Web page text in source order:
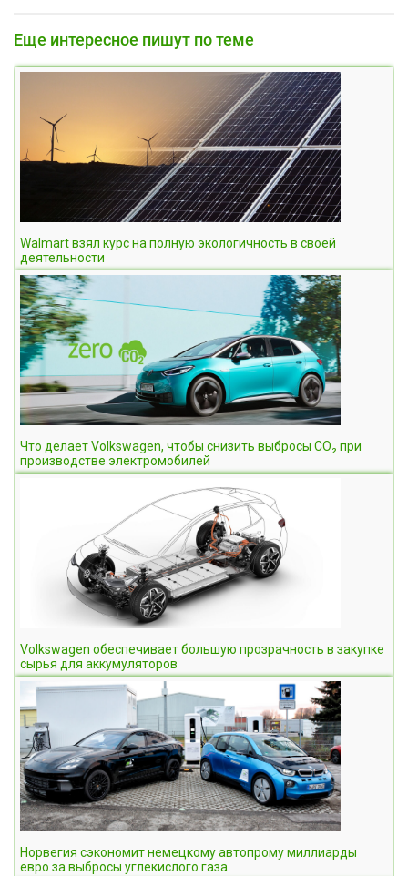
Еще интересное пишут по теме
Walmart взял курс на полную экологичность в своей
деятельности
Что делает Volkswagen, чтобы снизить выбросы CO₂ при
производстве электромобилей
Volkswagen обеспечивает большую прозрачность в закупке
сырья для аккумуляторов
Норвегия сэкономит немецкому автопрому миллиарды
евро за выбросы углекислого газа